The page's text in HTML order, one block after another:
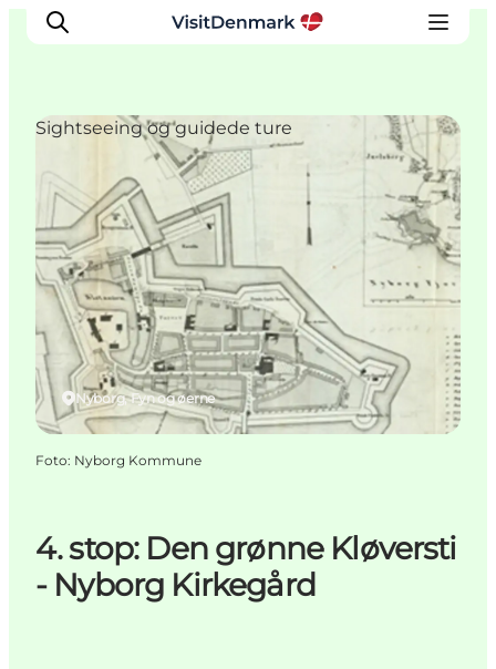
Inspiration
Destinationer
Oplevelser
Overnatning
Planlæg ferien
4. stop: Den grønne Kløversti
- Nyborg Kirkegård
Nyborg, Fyn og øerne
Sightseeing og guidede ture
Foto: Nyborg Kommune